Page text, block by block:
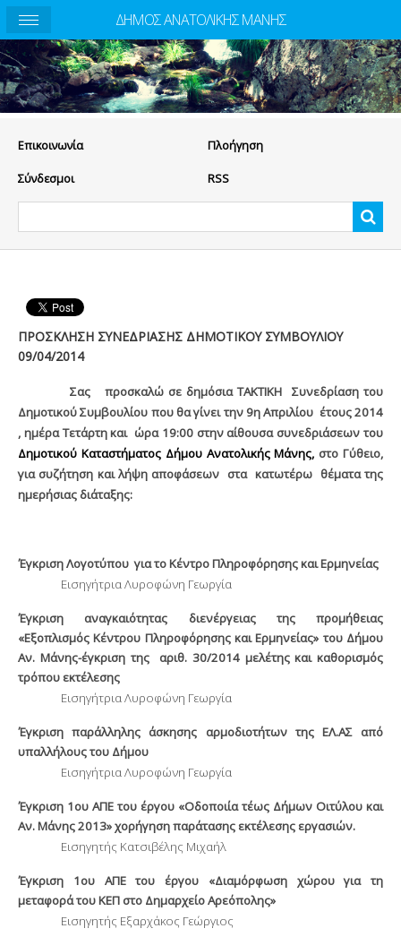
Eπικοινωνία Πλοήγηση
Σύνδεσμοι RSS
ΠΡΟΣΚΛΗΣΗ ΣΥΝΕΔΡΙΑΣΗΣ ΔΗΜΟΤΙΚΟΥ ΣΥΜΒΟΥΛΙΟΥ
09/04/2014
Σας προσκαλώ σε δημόσια ΤΑΚΤΙΚΗ
Συνεδρίαση του
Δημοτικού Συμβουλίου που θα γίνει την 9ηΑπριλίου έτους 2014
, ημέρα Τετάρτη και ώρα 19:00 στην αίθουσα συνεδριάσεων του
Δημοτικού Καταστήματος Δήμου Ανατολικής Μάνης, στο Γύθειο,
για συζήτηση και λήψη αποφάσεων στα κατωτέρω θέματα της
ημερήσιας διάταξης:
Έγκριση Λογοτύπου για το Κέντρο Πληροφόρησης και Ερμηνείας
Εισηγήτρια Λυροφώνη Γεωργία
Έγκριση αναγκαιότητας διενέργειας της προμήθειας
«Εξοπλισμός Κέντρου Πληροφόρησης και Ερμηνείας» του Δήμου
Αν. Μάνης-έγκριση της
αριθ. 30/2014 μελέτης και καθορισμός
τρόπου εκτέλεσης
Εισηγήτρια Λυροφώνη Γεωργία
Έγκριση παράλληλης άσκησης αρμοδιοτήτων της ΕΛ.ΑΣ από
υπαλλήλους του Δήμου
Εισηγήτρια Λυροφώνη Γεωργία
Έγκριση 1ου ΑΠΕ του έργου «Οδοποιία τέως Δήμων Οιτύλου και
Αν. Μάνης 2013» χορήγηση παράτασης εκτέλεσης εργασιών.
Εισηγητής Κατσιβέλης Μιχαήλ
Έγκριση 1ουΑΠΕ του έργου «Διαμόρφωση χώρου για τη
μεταφορά του ΚΕΠ στο Δημαρχείο Αρεόπολης»
Εισηγητής Εξαρχάκος Γεώργιος
ΔΗΜΟΣ ΑΝΑΤΟΛΙΚΗΣ ΜΑΝΗΣ